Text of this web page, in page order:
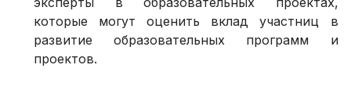
которые могут оценить вклад участниц в
развитие образовательных программ и
проектов.